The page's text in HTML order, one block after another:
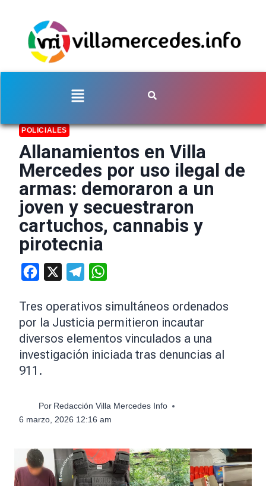
POLICIALES
Allanamientos en Villa
Mercedes por uso ilegal de
armas: demoraron a un
joven y secuestraron
cartuchos, cannabis y
pirotecnia
Facebook Telegram
Tres operativos simultáneos ordenados
por la Justicia permitieron incautar
diversos elementos vinculados a una
investigación iniciada tras denuncias al
911.
Por Redacción Villa Mercedes Info
6 marzo, 2026 12:16 am